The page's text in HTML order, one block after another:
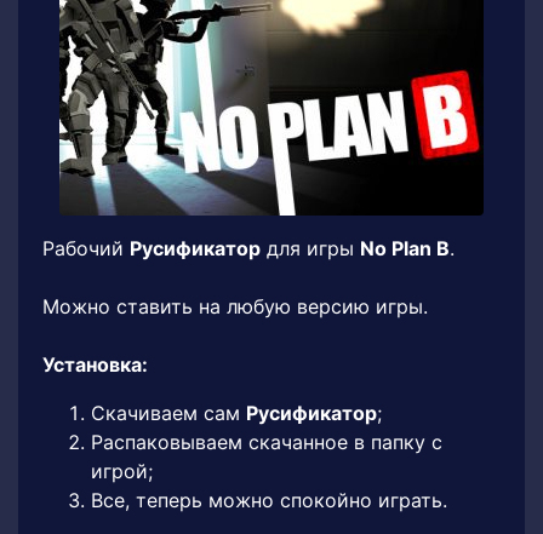
Рабочий Русификатор для игры No Plan B.
Можно ставить на любую версию игры.
Установка:
Скачиваем сам Русификатор;
Распаковываем скачанное в папку с
игрой;
Все, теперь можно спокойно играть.